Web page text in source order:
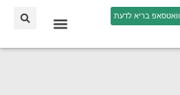
וואטסאפ בריא לדעת